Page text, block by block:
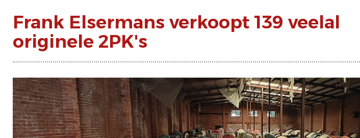
Frank Elsermans verkoopt 139 veelal
originele 2PK's